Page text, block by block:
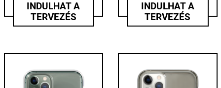
INDULHAT A
TERVEZÉS
INDULHAT A
TERVEZÉS